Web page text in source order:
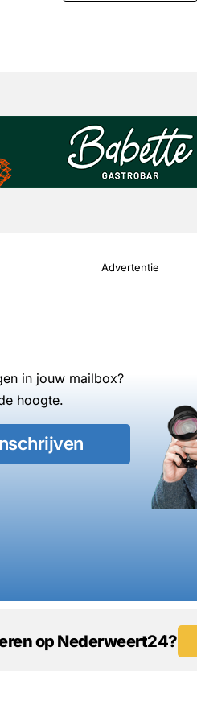
Advertentie
in jouw mailbox?
hoogte.
op Nederweert24?